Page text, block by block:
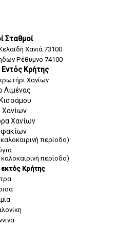
Σταθμοί
Χανιά 73100
Ρέθυμνο 74100
Κρήτης
Χανίων
Λιμένας
Χανίων
Χανίων
περίοδο)
περίοδο)
Κρήτης